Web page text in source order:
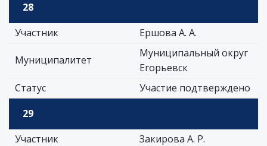
28
Участник
Ершова А. А.
Муниципалитет
Муниципальный округ
Егорьевск
Статус
Участие подтверждено
29
Участник
Закирова А. Р.